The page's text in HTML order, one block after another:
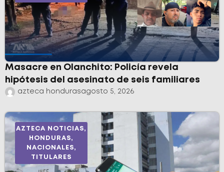
Masacre en Olanchito: Policía revela
hipótesis del asesinato de seis familiares
azteca hondurasagosto 5, 2026
AZTECA NOTICIAS,
HONDURAS,
NACIONALES,
TITULARES